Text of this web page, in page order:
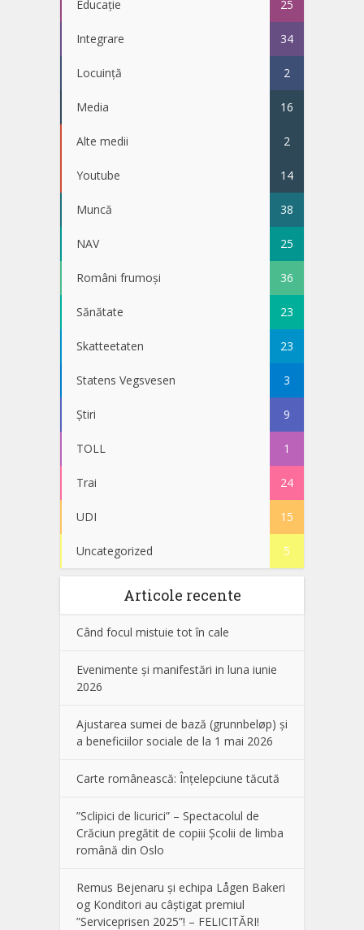
Educație 25
Integrare 34
Locuință 2
Media 16
Alte medii 2
Youtube 14
Muncă 38
NAV 25
Români frumoși 36
Sănătate 23
Skatteetaten 23
Statens Vegsvesen 3
Știri 9
TOLL 1
Trai 24
UDI 15
Uncategorized 5
Articole recente
Când focul mistuie tot în cale
Evenimente și manifestări in luna iunie
2026
Ajustarea sumei de bază (grunnbeløp) și
a beneficiilor sociale de la 1 mai 2026
Carte românească: Înțelepciune tăcută
”Sclipici de licurici” – Spectacolul de
Crăciun pregătit de copiii Școlii de limba
română din Oslo
Remus Bejenaru și echipa Lågen Bakeri
og Konditori au câștigat premiul
”Serviceprisen 2025”! – FELICITĂRI!